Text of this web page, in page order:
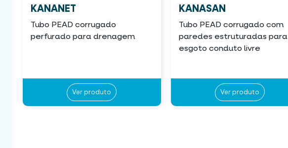
KANANET
Tubo PEAD corrugado
perfurado para drenagem
Ver produto
KANASAN
Tubo PEAD corrugado com
paredes estruturadas para
esgoto conduto livre
Ver produto